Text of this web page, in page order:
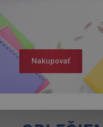
Nakupovať